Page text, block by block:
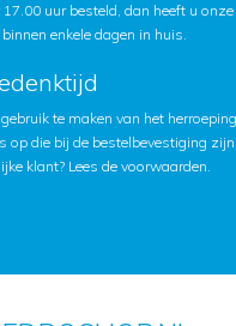
uur besteld, dan heeft u onze
enkele dagen in huis.
te maken van het
op die bij de bestelbevestiging zijn
klant? Lees de voorwaarden.